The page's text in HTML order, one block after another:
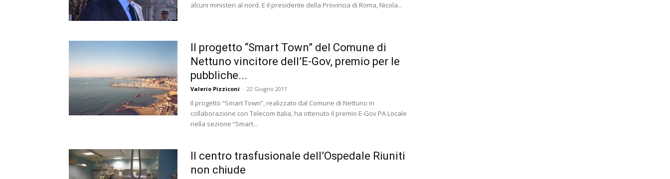
alcuni ministeri al nord. E il presidente della Provincia di Roma, Nicola...
Il progetto “Smart Town” del Comune di
Nettuno vincitore dell’E-Gov, premio per le
pubbliche...
Valerio Pizziconi - 22 Giugno 2011
Il progetto “Smart Town”, realizzato dal Comune di Nettuno in
collaborazione con Telecom Italia, ha ottenuto il premio E-Gov PA Locale
nella sezione “Smart...
Il centro trasfusionale dell’Ospedale Riuniti
non chiude